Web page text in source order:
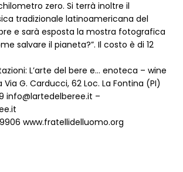
zero. Si terrà inoltre il
tradizionale latinoamericana del
e sarà esposta la mostra fotografica
salvare il pianeta?”. Il costo è di 12
L’arte del bere e… enoteca – wine
G. Carducci, 62 Loc. La Fontina (PI)
info@lartedelberee.it –
www.fratellidelluomo.org